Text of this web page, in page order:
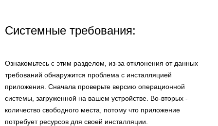
Системные требования:
Ознакомьтесь с этим разделом, из-за отклонения от данных
требований обнаружится проблема с инсталляцией
приложения. Сначала проверьте версию операционной
системы, загруженной на вашем устройстве. Во-вторых -
количество свободного места, потому что приложение
потребует ресурсов для своей инсталляции.